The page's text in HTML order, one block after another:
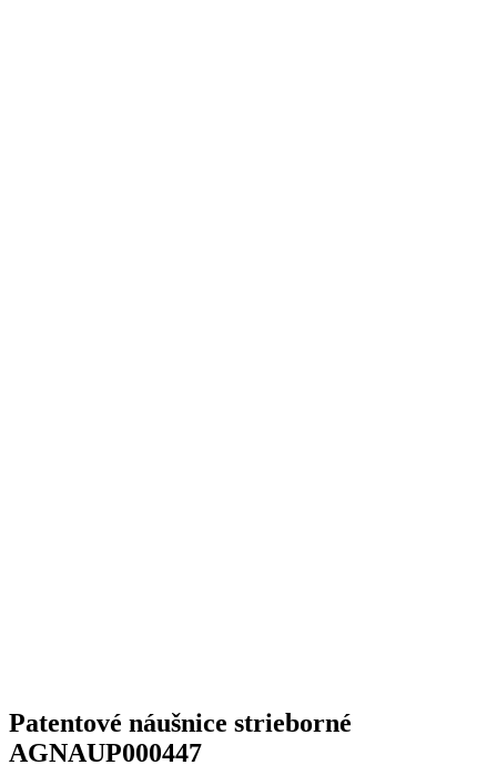
Patentové náušnice strieborné
AGNAUP000447